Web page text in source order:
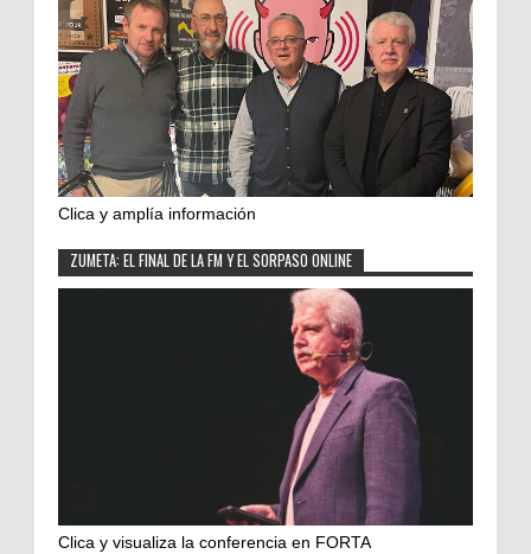
Clica y amplía información
ZUMETA: EL FINAL DE LA FM Y EL SORPASO ONLINE
Clica y visualiza la conferencia en FORTA